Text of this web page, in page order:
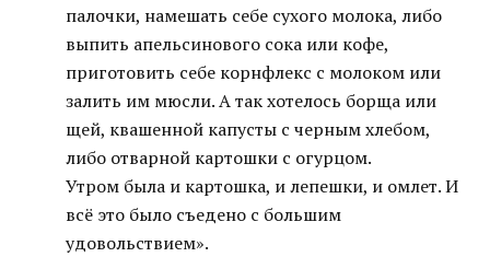
палочки, намешать себе сухого молока, либо
выпить апельсинового сока или кофе,
приготовить себе корнфлекс с молоком или
залить им мюсли. А так хотелось борща или
щей, квашенной капусты с черным хлебом,
либо отварной картошки с огурцом.
Утром была и картошка, и лепешки, и омлет. И
всё это было съедено с большим
удовольствием».